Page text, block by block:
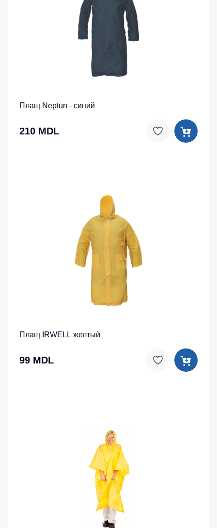
Плащ Neptun - синий
210 MDL
Плащ IRWELL желтый
99 MDL